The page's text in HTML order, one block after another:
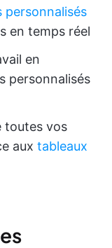
personnalisés
en temps réel
en
personnalisés
toutes vos
aux tableaux